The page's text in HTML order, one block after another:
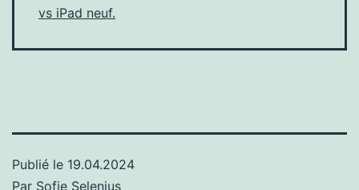
vs iPad neuf.
Publié le 19.04.2024
Par Sofie Selenius